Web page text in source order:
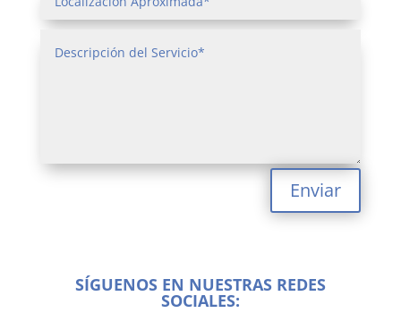
Enviar
SÍGUENOS EN NUESTRAS REDES
SOCIALES: